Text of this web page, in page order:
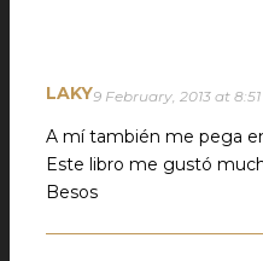
LAKY9 February, 2013 at 8:51
A mí también me pega
Este libro me gustó
Besos